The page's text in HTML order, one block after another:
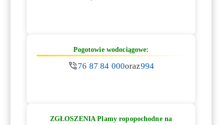
Pogotowie wodociągowe:
76 87 84 000oraz994
ZGŁOSZENIA Plamy ropopochodne na